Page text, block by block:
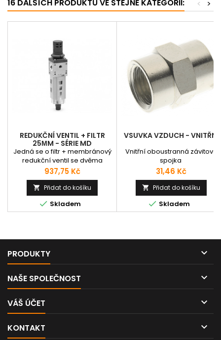
16 DALŠÍCH PRODUKTŮ VE STEJNÉ KATEGORII: >
<
REDUKČNÍ VENTIL + FILTR
25ΜM - SÉRIE MD
Jedná se o filtr + membránový
redukční ventil se dvěma
stupni filtrace: odstředěním
vzduchu a pomocí výměnné a
znovu použitelné pórovité
filtrační vložky HDPE. Tělo je
vyrobeno ze zinkové slitiny
nebo z technopolymeru s
šroubů M4 chráněných krytkou.
Na tělo je našroubována
průhledná
technopolymerová...
Cena
937,75 Kč
 Přidat do košíku
 Skladem
VSUVKA VZDUCH - VNITŘNÍ
Vnitřní oboustranná závitová
spojka
Cena
31,46 Kč
 Přidat do košíku
 Skladem
PRODUKTY 
NAŠE SPOLEČNOST 
VÁŠ ÚČET 
KONTAKT 